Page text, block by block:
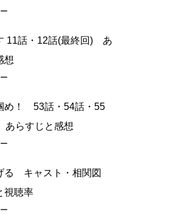
11話・12話(最終回) あ
想
め！ 53話・54話・55
らすじと感想
る キャスト・相関図
視聴率